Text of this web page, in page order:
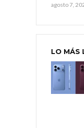
agosto 7,
LO MÁS